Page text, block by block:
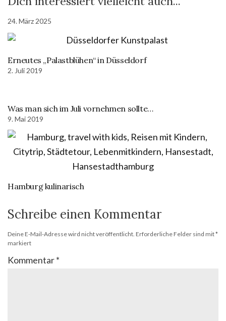
24. März 2025
Erneutes „Palastblühen“ in Düsseldorf
2. Juli 2019
Was man sich im Juli vornehmen sollte…
9. Mai 2019
Hamburg kulinarisch
Schreibe einen Kommentar
Deine E-Mail-Adresse wird nicht veröffentlicht. Erforderliche Felder sind mit*
markiert
Kommentar*